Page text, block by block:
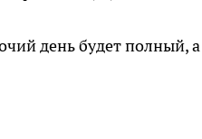
день будет полный,